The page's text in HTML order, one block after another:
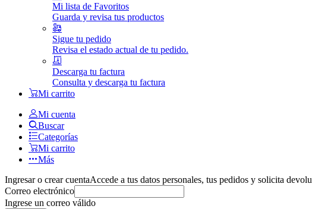
Mi lista de Favoritos
Guarda y revisa tus productos
Sigue tu pedido
Revisa el estado actual de tu pedido.
Descarga tu factura
Consulta y descarga tu factura
Mi carrito
Mi cuenta
Buscar
Categorías
Mi carrito
Más
Ingresar o crear cuentaAccede a tus datos personales, tus pedidos y solicita
Correo electrónico
Ingrese un correo válido